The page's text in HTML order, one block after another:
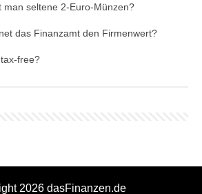
man seltene 2-Euro-Münzen?
das Finanzamt den Firmenwert?
free?
2026 dasFinanzen.de